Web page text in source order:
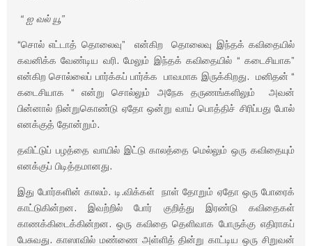
“ ஐ வல் யூ”
“சொல் எட்டாத் தொலைவு” என்கிற தொலைவு இந்தக் கவிதையில்
கவனிக்க வேண்டிய வரி. மேலும் இந்தக் கவிதையில் “ கடைசியாக”
என்கிற சொல்லைப் பார்க்கப் பார்க்க பாவமாக இருக்கிறது. மனிதன் “
கடைசியாக “ என்று சொல்லும் அநேக தருணங்களிலும் அவன்
பின்னால் நின்றுகொண்டு ஏதோ ஒன்று வாய் பொத்திச் சிரிப்பது போல்
எனக்குத் தோன்றும்.
தவிட்டுப் பழத்தை வாயில் இட்டு காலத்தை மெல்லும் ஒரு கவிதையும்
எனக்குப் பிடித்தமானது.
இது போர்களின் காலம். டி.விக்கள் நாள் தோறும் ஏதோ ஒரு போரைக்
காட்டுகின்றன. இவற்றில் போர் குறித்து இரண்டு கவிதைகள்
காணக்கிடைக்கின்றன. ஒரு கவிதை தெளிவாக போருக்கு எதிராகப்
பேசுவது. காஸாவில் மண்ணை அள்ளித் தின்று காட்டிய ஒரு சிறுவன்